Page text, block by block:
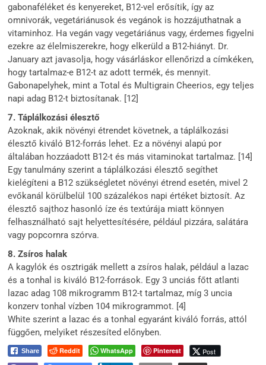
gabonaféléket és kenyereket, B12-vel erősítik, így az
omnivorák, vegetáriánusok és vegánok is hozzájuthatnak a
vitaminhoz. Ha vegán vagy vegetáriánus vagy, érdemes figyelni
ezekre az élelmiszerekre, hogy elkerüld a B12-hiányt. Dr.
January azt javasolja, hogy vásárláskor ellenőrizd a címkéken,
hogy tartalmaz-e B12-t az adott termék, és mennyit.
Gabonapelyhek, mint a Total és Multigrain Cheerios, egy teljes
napi adag B12-t biztosítanak. [12]
7. Táplálkozási élesztő
Azoknak, akik növényi étrendet követnek, a táplálkozási
élesztő kiváló B12-forrás lehet. Ez a növényi alapú por
általában hozzáadott B12-t és más vitaminokat tartalmaz. [14]
Egy tanulmány szerint a táplálkozási élesztő segíthet
kielégíteni a B12 szükségletet növényi étrend esetén, mivel 2
evőkanál körülbelül 100 százalékos napi értéket biztosít. Az
élesztő sajthoz hasonló íze és textúrája miatt könnyen
felhasználható sajt helyettesítésére, például pizzára, salátára
vagy popcornra szórva.
8. Zsíros halak
A kagylók és osztrigák mellett a zsíros halak, például a lazac
és a tonhal is kiváló B12-források. Egy 3 unciás főtt atlanti
lazac adag 108 mikrogramm B12-t tartalmaz, míg 3 uncia
konzerv tonhal vízben 104 mikrogrammot. [4]
White szerint a lazac és a tonhal egyaránt kiváló forrás, attól
függően, melyiket részesíted előnyben.
Share Reddit WhatsApp Pinterest Post